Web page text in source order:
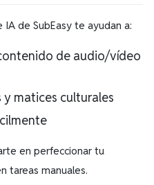
de SubEasy te ayudan a:
de audio/vídeo
matices culturales
en perfeccionar tu
tareas manuales.